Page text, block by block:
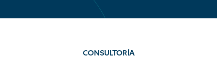
CONSULTORÍA